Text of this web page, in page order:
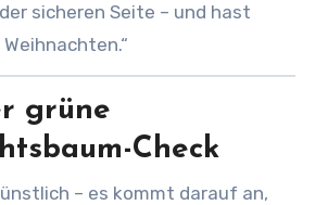
sicheren Seite – und hast
grüne
Check
– es kommt darauf an,